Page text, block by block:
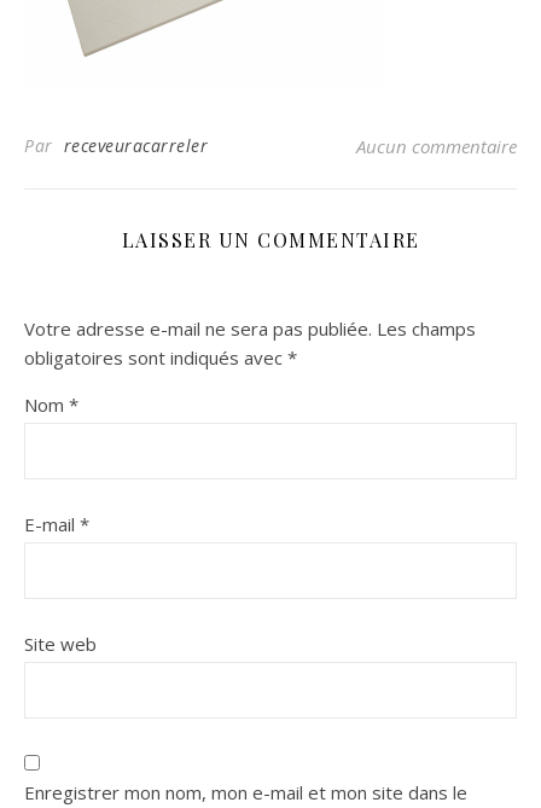
Par receveuracarreler Aucun commentaire
LAISSER UN COMMENTAIRE
Votre adresse e-mail ne sera pas publiée. Les champs
obligatoires sont indiqués avec *
Nom *
E-mail *
Site web
Enregistrer mon nom, mon e-mail et mon site dans le